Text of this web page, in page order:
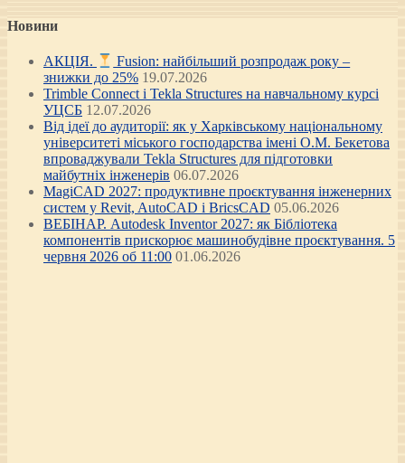
Новини
АКЦІЯ.
Fusion: найбільший розпродаж року –
знижки до 25% 19.07.2026
Trimble Connect і Tekla Structures на навчальному курсі
УЦСБ 12.07.2026
Від ідеї до аудиторії: як у Харківському національному
університеті міського господарства імені О.М. Бекетова
впроваджували Tekla Structures для підготовки
майбутніх інженерів 06.07.2026
MagiCAD 2027: продуктивне проєктування інженерних
систем у Revit, AutoCAD і BricsCAD 05.06.2026
ВЕБІНАР. Autodesk Inventor 2027: як Бібліотека
компонентів прискорює машинобудівне проєктування. 5
червня 2026 об 11:00 01.06.2026